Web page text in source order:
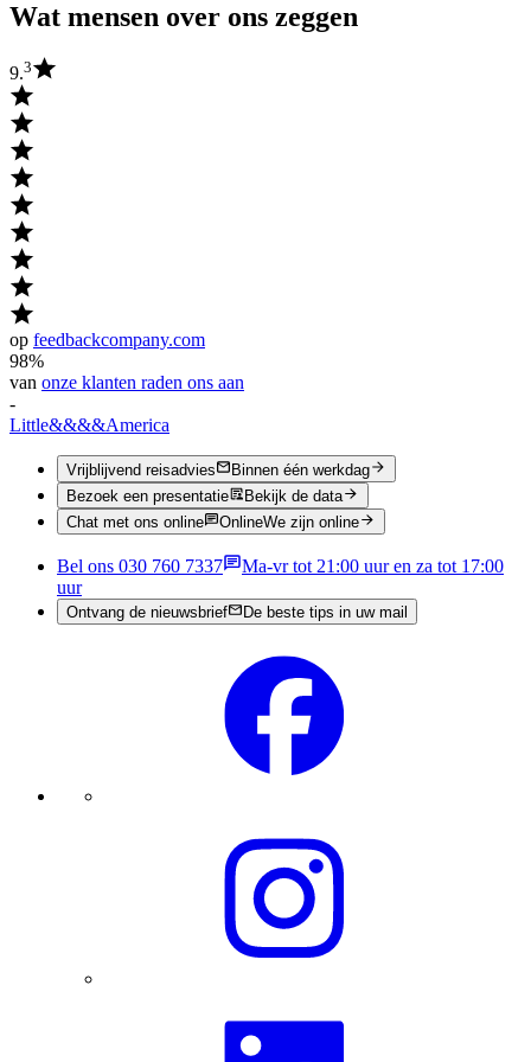
Wat mensen over ons zeggen
9.3
op feedbackcompany.com
98%
van onze klanten raden ons aan
-
Little&&&&America
Vrijblijvend reisadvies
Binnen één werkdag
Bezoek een presentatie
Bekijk de data
Chat met ons online
OnlineWe zijn online
Bel ons 030 760 7337
Ma-vr tot 21:00 uur en za tot 17:00
uur
Ontvang de nieuwsbrief De beste tips in uw mail